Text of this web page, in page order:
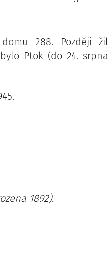
288. Později žil
Ptok (do 24. srpna
1892).